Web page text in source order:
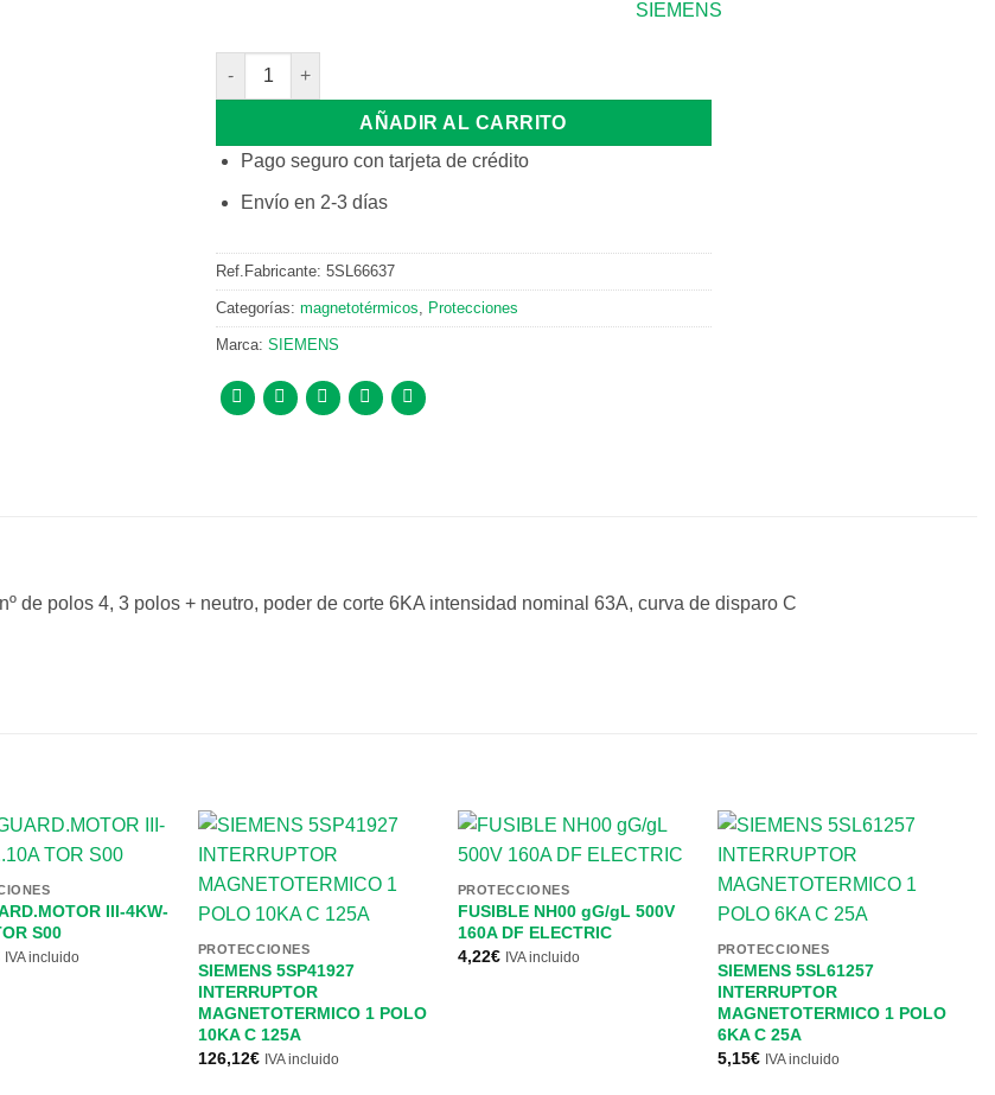
INTERRUPTOR MAGNETOTERMICO 3 P+N 6KA C 63A cantidad
AÑADIR AL CARRITO
Pago seguro con tarjeta de crédito
Envío en 2-3 días
Ref.Fabricante: 5SL66637
Categorías: magnetotérmicos Protecciones
Marca: SIEMENS
de polos 4, 3 polos + neutro, poder de corte 6KA intensidad nominal 63A, curva de disparo C
III-4KW-
S00
IVA incluido
PROTECCIONES
SIEMENS 5SP41927
INTERRUPTOR
MAGNETOTERMICO 1 POLO
10KA C 125A
126,12€ IVA incluido
PROTECCIONES
FUSIBLE NH00 gG/gL 500V
160A DF ELECTRIC
4,22€ IVA incluido
PROTECCIONES
SIEMENS 5SL61257
INTERRUPTOR
MAGNETOTERMICO 1 POLO
6KA C 25A
5,15€ IVA incluido